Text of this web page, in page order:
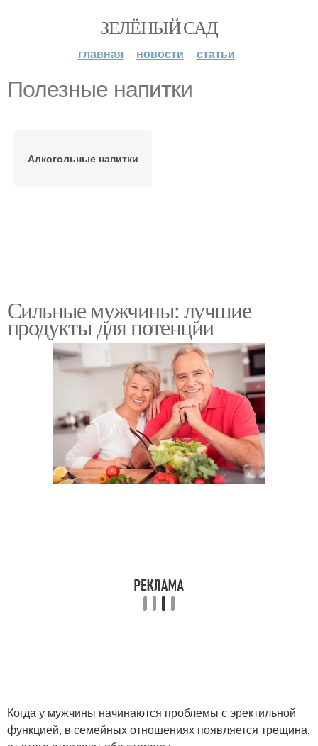
ЗЕЛЁНЫЙ САД
главная новости статьи
Полезные напитки
Алкогольные напитки
Сильные мужчины: лучшие
продукты для потенции
Когда у мужчины начинаются проблемы с эректильной
функцией, в семейных отношениях появляется трещина,